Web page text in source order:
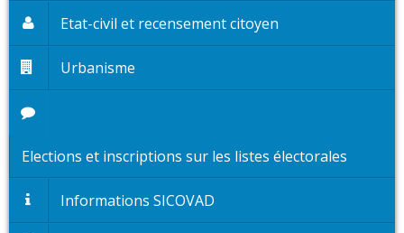
Etat-civil et recensement citoyen
Urbanisme
Elections et inscriptions sur les listes électorales
Informations SICOVAD